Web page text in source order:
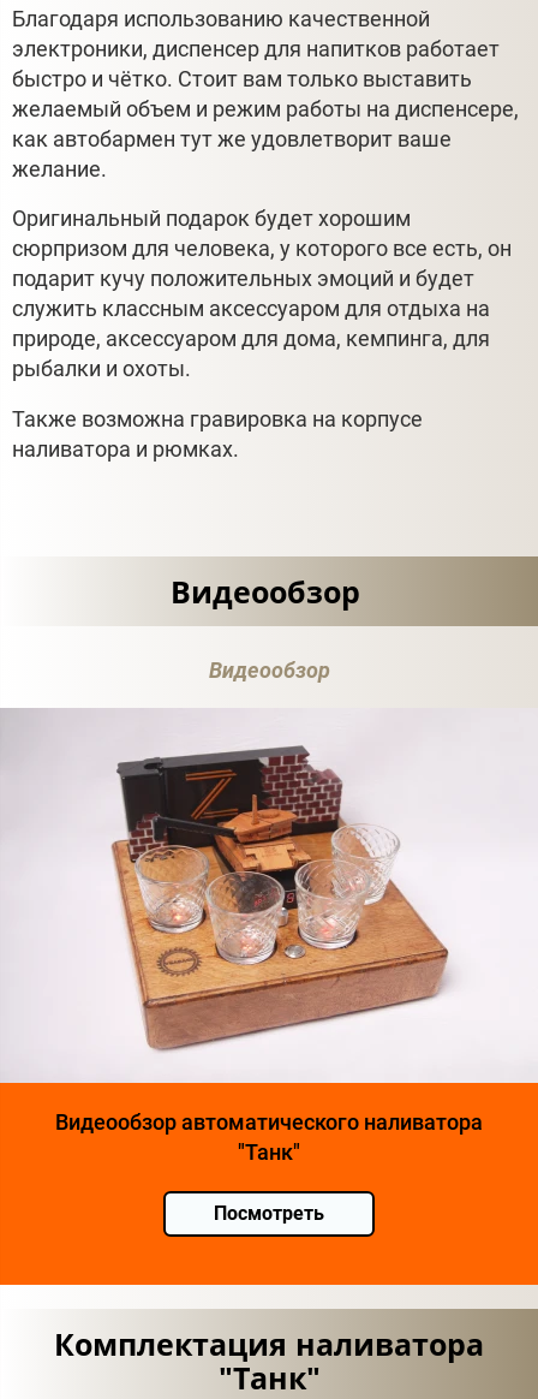
Благодаря использованию качественной
электроники, диспенсер для напитков работает
быстро и чётко. Стоит вам только выставить
желаемый объем и режим работы на диспенсере,
как автобармен тут же удовлетворит ваше
желание.
Оригинальный подарок будет хорошим
сюрпризом для человека, у которого все есть, он
подарит кучу положительных эмоций и будет
служить классным аксессуаром для отдыха на
природе, аксессуаром для дома, кемпинга, для
рыбалки и охоты.
Также возможна гравировка на корпусе
наливатора и рюмках.
Видеообзор
Видеообзор
Видеообзор автоматического наливатора
"Танк"
Посмотреть
Комплектация наливатора
"Танк"